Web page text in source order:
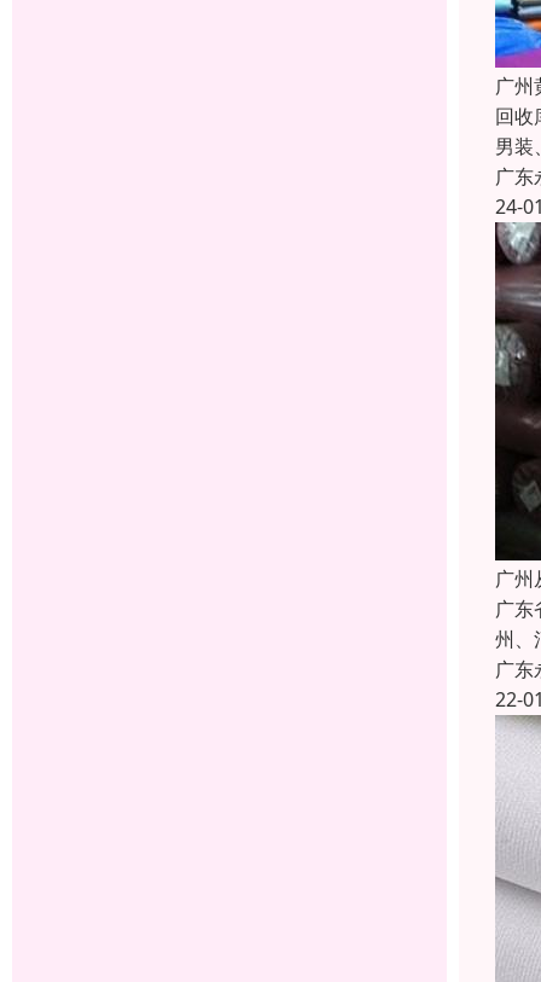
广州
回收
男装
广东
24-
广州
广东
州
广东
22-